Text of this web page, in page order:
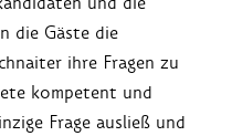
die Gäste die
ihre Fragen zu
kompetent und
Frage ausließ und